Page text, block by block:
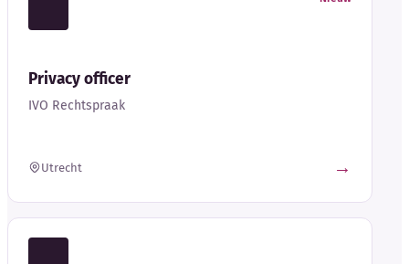
Privacy officer
IVO Rechtspraak
Utrecht →